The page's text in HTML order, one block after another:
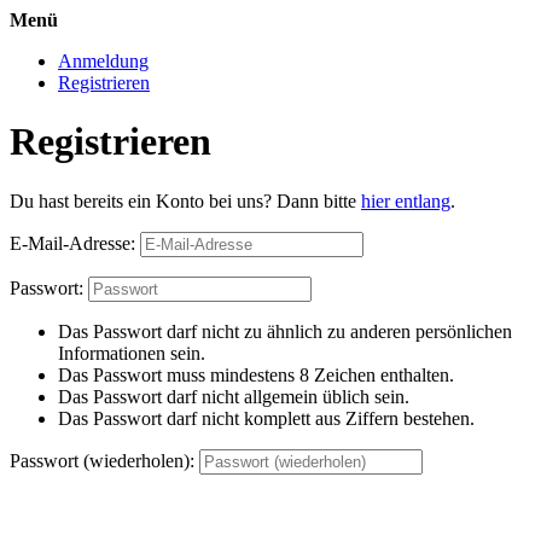
Menü
Anmeldung
Registrieren
Registrieren
Du hast bereits ein Konto bei uns? Dann bitte hier entlang.
E-Mail-Adresse:
Passwort:
Das Passwort darf nicht zu ähnlich zu anderen persönlichen
Informationen sein.
Das Passwort muss mindestens 8 Zeichen enthalten.
Das Passwort darf nicht allgemein üblich sein.
Das Passwort darf nicht komplett aus Ziffern bestehen.
Passwort (wiederholen):